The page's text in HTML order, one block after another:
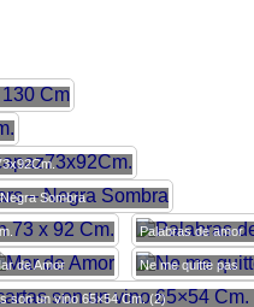
Sombra
Palabras de amor
de Amor Ne me quitte pas
son un vino 65×54 Cm. (2)